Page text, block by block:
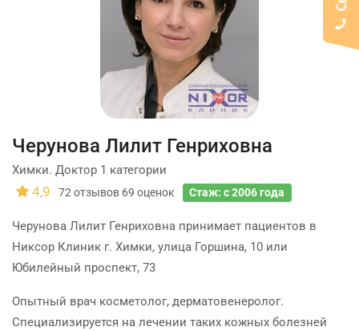
Черунова Лилит Генриховна
Химки. Доктор 1 категории
4,9 72 отзывов 69 оценок Стаж: с 2006 года
Черунова Лилит Генриховна принимает пациентов в
Никсор Клиник г. Химки, улица Горшина, 10 или
Юбилейный проспект, 73
Опытный врач косметолог, дерматовенеролог.
Специализируется на лечении таких кожных болезней